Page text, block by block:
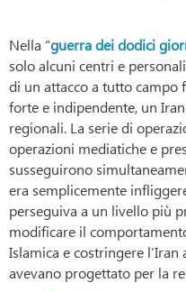
Nella “guerra dei dodici
solo alcuni centri e
di un attacco a tutto campo
forte e indipendente, un
regionali. La serie di
operazioni mediatiche e
susseguirono
era semplicemente
perseguiva a un livello più
modificare il
Islamica e costringere
avevano progettato per la